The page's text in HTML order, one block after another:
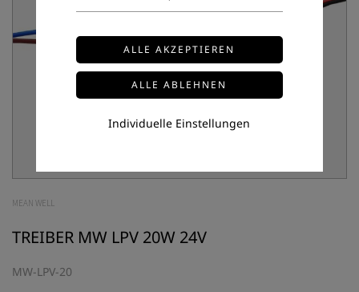
MEAN WELL
TREIBER MW LPV 20W 24V
MW-LPV-20
Individuelle Einstellungen